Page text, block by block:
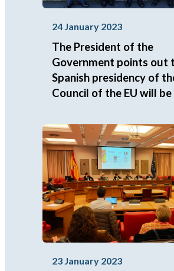
24 January 2023
The President of the
Government points out
Spanish presidency of
Council of the EU will
economy at the center
Europe's agenda
23 January 2023